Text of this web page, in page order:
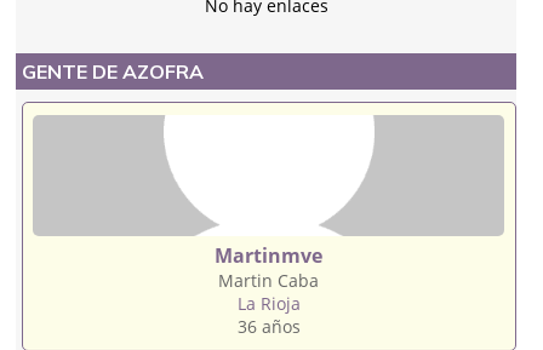
No hay enlaces
GENTE DE AZOFRA
Martinmve
Martin Caba
La Rioja
36 años